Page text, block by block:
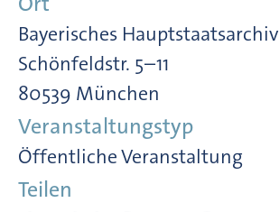
Bayerisches Hauptstaatsarchiv
Schönfeldstr. 5–11
80539 München
Veranstaltungstyp
Öffentliche Veranstaltung
Teilen